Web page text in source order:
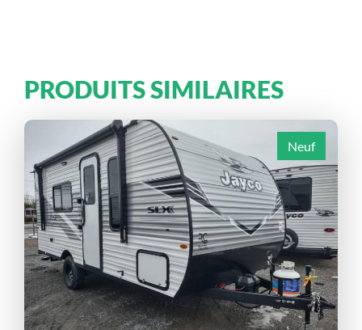
PRODUITS SIMILAIRES
Neuf